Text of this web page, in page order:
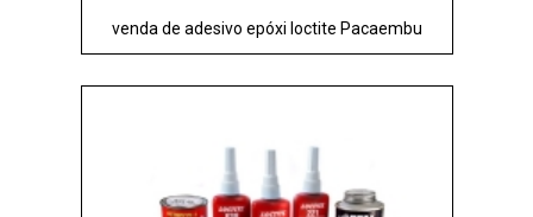
venda de adesivo epóxi loctite Pacaembu